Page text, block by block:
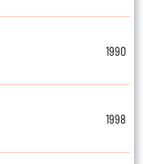
1990
1998